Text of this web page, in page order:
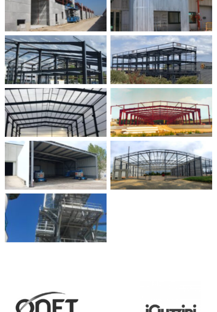
Sin leyenda Sin leyenda
Sin leyenda Sin leyenda
Sin leyenda Sin leyenda
Sin leyenda Sin leyenda
Sin leyenda